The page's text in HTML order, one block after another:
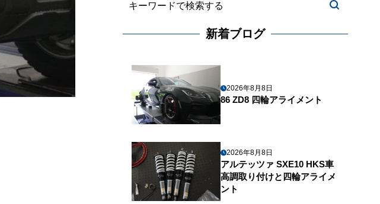
新着ブログ
2026年8月8日
86 ZD8 四輪アライメント
2026年8月8日
アルテッツァ SXE10 HKS車
高調取り付けと四輪アライメ
ント